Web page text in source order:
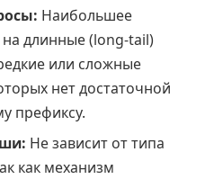
Наибольшее
на длинные (long-tail)
или сложные
нет достаточной
префиксу.
Не зависит от типа
как механизм